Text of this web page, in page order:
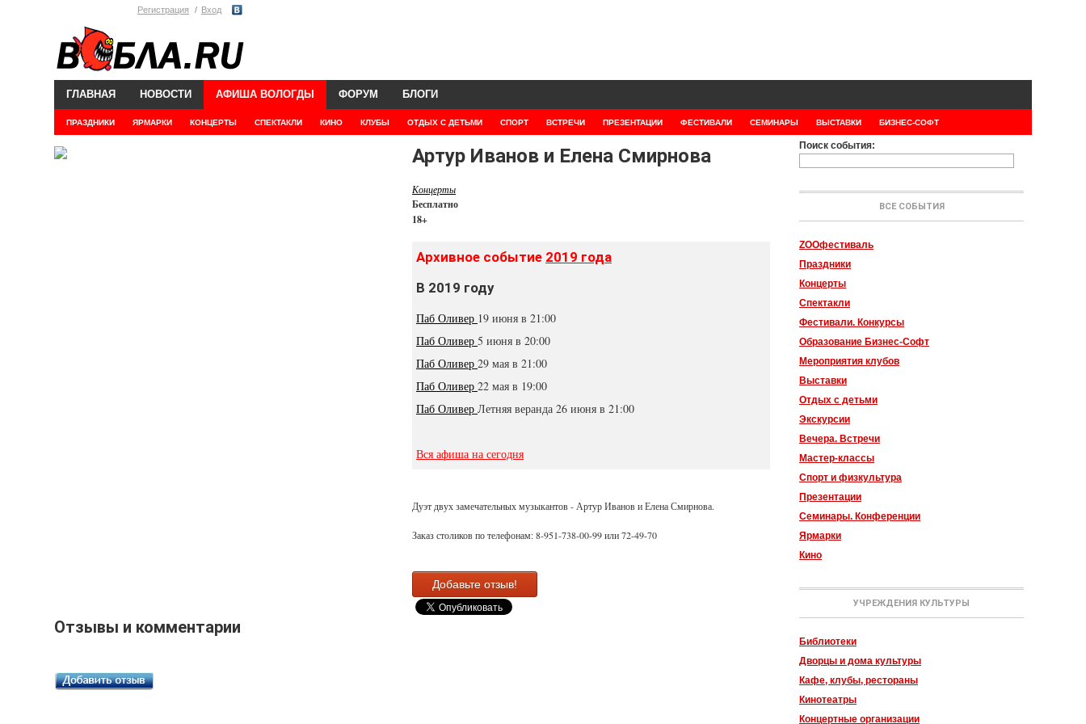
Регистрация Вход
ГЛАВНАЯ НОВОСТИ АФИША ВОЛОГДЫ
ПРАЗДНИКИ ЯРМАРКИ КОНЦЕРТЫ СПЕКТАКЛИ КИНО КЛУБЫ ОТДЫХ С ДЕТЬМИ СПОРТ ВСТРЕЧИ ПРЕЗЕНТАЦИИ ФЕСТИВАЛИ СЕМИНАРЫ ВЫСТАВКИ БИЗНЕС-СОФТ
ФОРУМ БЛОГИ
Артур Иванов и Елена Смирнова
Концерты
Бесплатно
18+
Архивное событие 2019 года
В 2019 году
Паб Оливер 19 июня в 21:00
Паб Оливер 5 июня в 20:00
Паб Оливер 29 мая в 21:00
Паб Оливер 22 мая в 19:00
Паб Оливер Летняя веранда 26 июня в 21:00
Вся афиша на сегодня
Дуэт двух замечательных музыкантов - Артур Иванов и Елена Смирнова.
Заказ столиков по телефонам: 8-951-738-00-99 или 72-49-70
Добавьте отзыв!
Отзывы и комментарии
Поиск события:
ВСЕ СОБЫТИЯ
ZOOфестиваль
Праздники
Концерты
Спектакли
Фестивали. Конкурсы
Образование Бизнес-Софт
Мероприятия клубов
Выставки
Отдых с детьми
Экскурсии
Вечера. Встречи
Мастер-классы
Спорт и физкультура
Презентации
Семинары. Конференции
Ярмарки
Кино
УЧРЕЖДЕНИЯ КУЛЬТУРЫ
Библиотеки
Дворцы и дома культуры
Кафе, клубы, рестораны
Кинотеатры
Концертные организации